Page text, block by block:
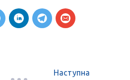
Наступна